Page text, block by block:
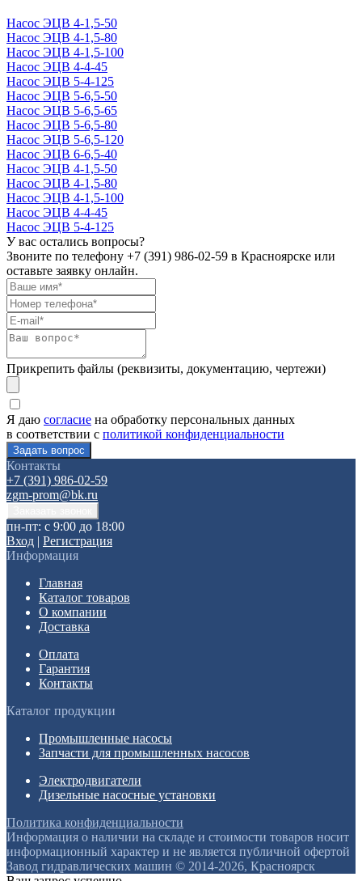
Насос ЭЦВ 4-1,5-50
Насос ЭЦВ 4-1,5-80
Насос ЭЦВ 4-1,5-100
Насос ЭЦВ 4-4-45
Насос ЭЦВ 5-4-125
Насос ЭЦВ 5-6,5-50
Насос ЭЦВ 5-6,5-65
Насос ЭЦВ 5-6,5-80
Насос ЭЦВ 5-6,5-120
Насос ЭЦВ 6-6,5-40
Насос ЭЦВ 4-1,5-50
Насос ЭЦВ 4-1,5-80
Насос ЭЦВ 4-1,5-100
Насос ЭЦВ 4-4-45
Насос ЭЦВ 5-4-125
У вас остались вопросы?
Звоните по телефону +7 (391) 986-02-59 в Красноярске или
оставьте заявку онлайн.
Прикрепить файлы (реквизиты, документацию, чертежи)
Я даю согласие на обработку персональных данных
в соответствии с политикой конфиденциальности
Контакты
+7 (391) 986-02-59
zgm-prom@bk.ru
пн-пт: с 9:00 до 18:00
Вход | Регистрация
Информация
Главная
Каталог товаров
О компании
Доставка
Оплата
Гарантия
Контакты
Каталог продукции
Промышленные насосы
Запчасти для промышленных насосов
Электродвигатели
Дизельные насосные установки
Политика конфиденциальности
Информация о наличии на складе и стоимости товаров носит
информационный характер и не является публичной офертой
Завод гидравлических машин © 2014-2026, Красноярск